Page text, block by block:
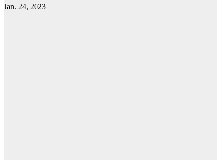
Jan. 24, 2023